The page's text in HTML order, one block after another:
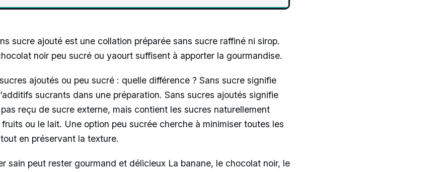
sucre ajouté est une collation préparée sans sucre raffiné ni sirop.
noir peu sucré ou yaourt suffisent à apporter la gourmandise.
ajoutés ou peu sucré : quelle différence ? Sans sucre signifie
sucrants dans une préparation. Sans sucres ajoutés signifie
pas reçu de sucre externe, mais contient les sucres naturellement
ou le lait. Une option peu sucrée cherche à minimiser toutes les
en préservant la texture.
sain peut rester gourmand et délicieux La banane, le chocolat noir, le